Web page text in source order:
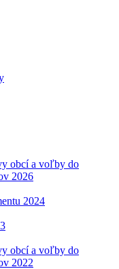
obcí a voľby do
2026
2024
obcí a voľby do
2022